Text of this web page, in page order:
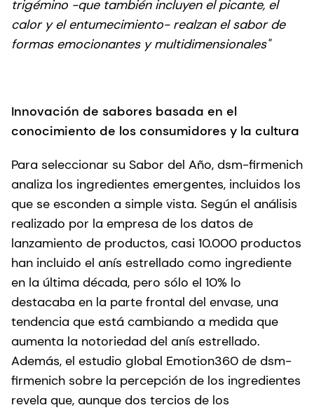
trigémino -que también incluyen el picante, el
calor y el entumecimiento- realzan el sabor de
formas emocionantes y multidimensionales"
Innovación de sabores basada en el
conocimiento de los consumidores y la cultura
Para seleccionar su Sabor del Año, dsm-firmenich
analiza los ingredientes emergentes, incluidos los
que se esconden a simple vista. Según el análisis
realizado por la empresa de los datos de
lanzamiento de productos, casi 10.000 productos
han incluido el anís estrellado como ingrediente
en la última década, pero sólo el 10% lo
destacaba en la parte frontal del envase, una
tendencia que está cambiando a medida que
aumenta la notoriedad del anís estrellado.
Además, el estudio global Emotion360 de dsm-
firmenich sobre la percepción de los ingredientes
revela que, aunque dos tercios de los